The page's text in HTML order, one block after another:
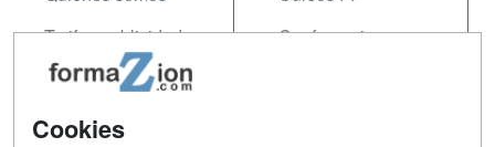
Tarifas publicidad
Acceso Usuarios
Acceso Centros
Conferencias
Cookies